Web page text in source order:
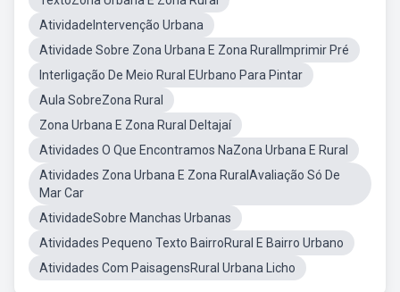
AtividadeIntervenção Urbana
Atividade Sobre Zona Urbana E Zona RuralImprimir Pré
Interligação De Meio Rural EUrbano Para Pintar
Aula SobreZona Rural
Zona Urbana E Zona Rural DeItajaí
Atividades O Que Encontramos NaZona Urbana E Rural
Atividades Zona Urbana E Zona RuralAvaliação Só De
Mar Car
AtividadeSobre Manchas Urbanas
Atividades Pequeno Texto BairroRural E Bairro Urbano
Atividades Com PaisagensRural Urbana Licho